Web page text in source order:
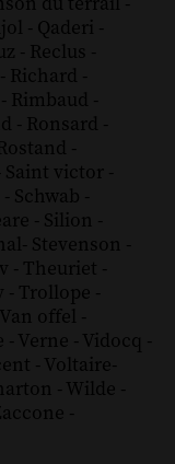
- Qaderi -
- Reclus -
- Richard -
- Rimbaud -
- Ronsard -
-
Saint victor -
- Schwab -
- Silion -
- Stevenson -
- Theuriet -
- Trollope -
Van offel -
- Verne - Vidocq -
- Voltaire-
- Wilde -
-